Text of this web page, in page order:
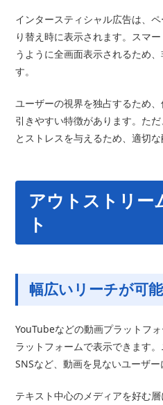
インタースティシャル広告は、
り替え時に表示されます。スマ
うように全画面表示されるため
す。
ユーザーの視界を独占するため
引きやすい特徴があります。た
とストレスを与えるため、適切な
アウトストリー
ト
幅広いリーチが可能
YouTubeなどの動画プラットフ
ラットフォームで表示できます。
SNSなど、動画を見ないユーザー
テキスト中心のメディアを好む層